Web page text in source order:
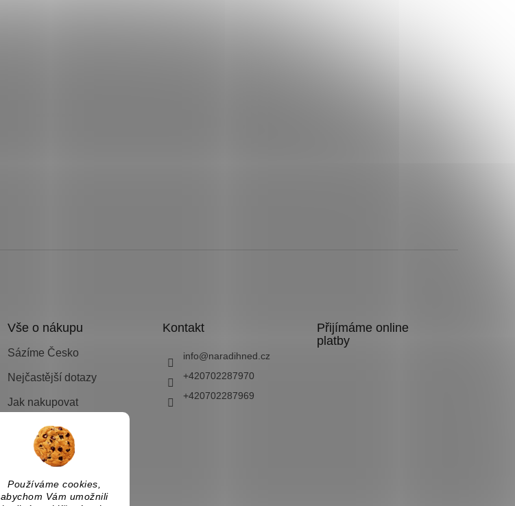
Používáme cookies,
abychom Vám umožnili
Vše o nákupu
Sázíme Česko
Nejčastější dotazy
Jak nakupovat
Doprava a platba
Vrácení zboží nebo
výměna
Kontakt
info@naradihned.cz
+420702287970
+420702287969
Přijímáme online
platby